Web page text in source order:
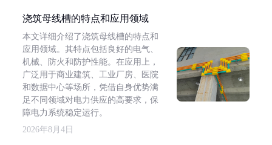
浇筑母线槽的特点和应用领域
本文详细介绍了浇筑母线槽的特点和
应用领域。其特点包括良好的电气、
机械、防火和防护性能。在应用上，
广泛用于商业建筑、工业厂房、医院
和数据中心等场所，凭借自身优势满
足不同领域对电力供应的高要求，保
障电力系统稳定运行。
2026年8月4日